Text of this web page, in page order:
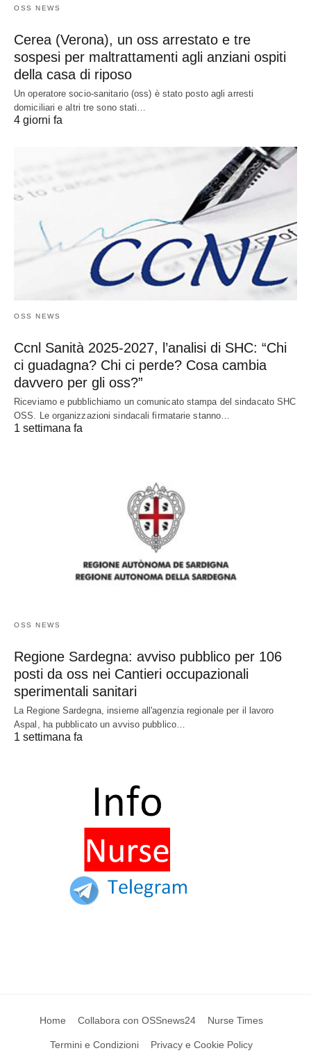
OSS NEWS
Cerea (Verona), un oss arrestato e tre
sospesi per maltrattamenti agli anziani ospiti
della casa di riposo
Un operatore socio-sanitario (oss) è stato posto agli arresti
domiciliari e altri tre sono stati…
4 giorni fa
OSS NEWS
Ccnl Sanità 2025-2027, l’analisi di SHC: “Chi
ci guadagna? Chi ci perde? Cosa cambia
davvero per gli oss?”
Riceviamo e pubblichiamo un comunicato stampa del sindacato SHC
OSS. Le organizzazioni sindacali firmatarie stanno…
1 settimana fa
OSS NEWS
Regione Sardegna: avviso pubblico per 106
posti da oss nei Cantieri occupazionali
sperimentali sanitari
La Regione Sardegna, insieme all'agenzia regionale per il lavoro
Aspal, ha pubblicato un avviso pubblico…
1 settimana fa
Home Collabora con OSSnews24 Nurse Times
Termini e Condizioni Privacy e Cookie Policy